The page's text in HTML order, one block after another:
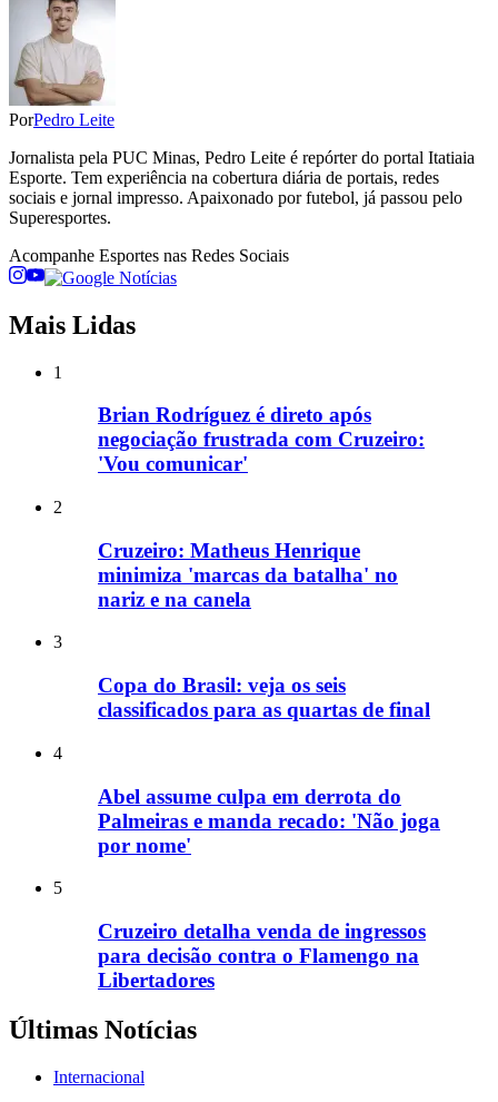
PorPedro Leite
Jornalista pela PUC Minas, Pedro Leite é repórter do portal Itatiaia
Esporte. Tem experiência na cobertura diária de portais, redes
sociais e jornal impresso. Apaixonado por futebol, já passou pelo
Superesportes.
Acompanhe Esportes nas Redes Sociais
Mais Lidas
1
Brian Rodríguez é direto após
negociação frustrada com Cruzeiro:
'Vou comunicar'
2
Cruzeiro: Matheus Henrique
minimiza 'marcas da batalha' no
nariz e na canela
3
Copa do Brasil: veja os seis
classificados para as quartas de final
4
Abel assume culpa em derrota do
Palmeiras e manda recado: 'Não joga
por nome'
5
Cruzeiro detalha venda de ingressos
para decisão contra o Flamengo na
Libertadores
Últimas Notícias
Internacional